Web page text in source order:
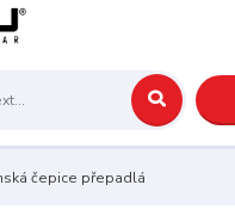
čepice přepadlá